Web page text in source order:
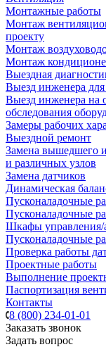
Монтажные работы
Монтаж
проекту
Монтаж
Монтаж
Выездная
Выезд инженера
Выезд инженера на
обследования
Замеры рабочих
Выездной ремонт
Замена вышедшего
и различных узлов
Замена датчиков
Динамическая
Пусконаладочные
Пусконаладочные
Шкафы управления/
Пусконаладочные
Проверка работы
Проектные работы
Выполнение
Паспортизация
Контакты
8 (800) 234-01-01
Заказать звонок
Задать вопрос